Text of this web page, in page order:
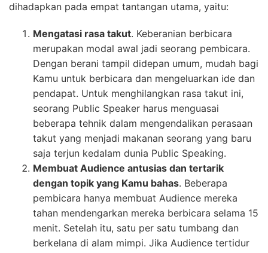
dihadapkan pada empat tantangan utama, yaitu:
Mengatasi rasa takut. Keberanian berbicara
merupakan modal awal jadi seorang pembicara.
Dengan berani tampil didepan umum, mudah bagi
Kamu untuk berbicara dan mengeluarkan ide dan
pendapat. Untuk menghilangkan rasa takut ini,
seorang Public Speaker harus menguasai
beberapa tehnik dalam mengendalikan perasaan
takut yang menjadi makanan seorang yang baru
saja terjun kedalam dunia Public Speaking.
Membuat Audience antusias dan tertarik
dengan topik yang Kamu bahas. Beberapa
pembicara hanya membuat Audience mereka
tahan mendengarkan mereka berbicara selama 15
menit. Setelah itu, satu per satu tumbang dan
berkelana di alam mimpi. Jika Audience tertidur